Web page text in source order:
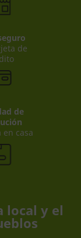
de
de
en casa
local y el